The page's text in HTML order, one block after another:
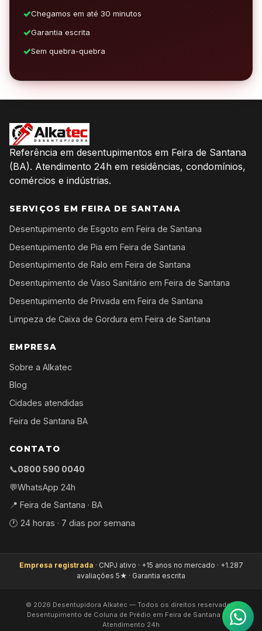
Chegamos em até 30 minutos
Garantia escrita
Sem quebra-quebra
Referência em desentupimentos em Feira de Santana
(BA). Atendimento 24h em residências, condomínios,
comércios e indústrias.
SERVIÇOS EM FEIRA DE SANTANA
Desentupimento de Esgoto em Feira de Santana
Desentupimento de Pia em Feira de Santana
Desentupimento de Ralo em Feira de Santana
Desentupimento de Vaso Sanitário em Feira de Santana
Desentupimento de Privada em Feira de Santana
Limpeza de Caixa de Gordura em Feira de Santana
EMPRESA
Sobre a Alkatec
Blog
Cidades atendidas
Feira de Santana BA
CONTATO
📞0800 590 0040
💬WhatsApp 24h
📍 Feira de Santana · BA
🕐 24 horas · 7 dias por semana
Empresa registrada · CNPJ ativo · +15 anos no mercado · +1.287
avaliações 5★ · Garantia escrita
© 2026 Desentupidora Alkatec — Todos os direitos reservados.
Desentupimento de Coluna de Prédio em Feira de Santana BA ·
Atendimento 24h